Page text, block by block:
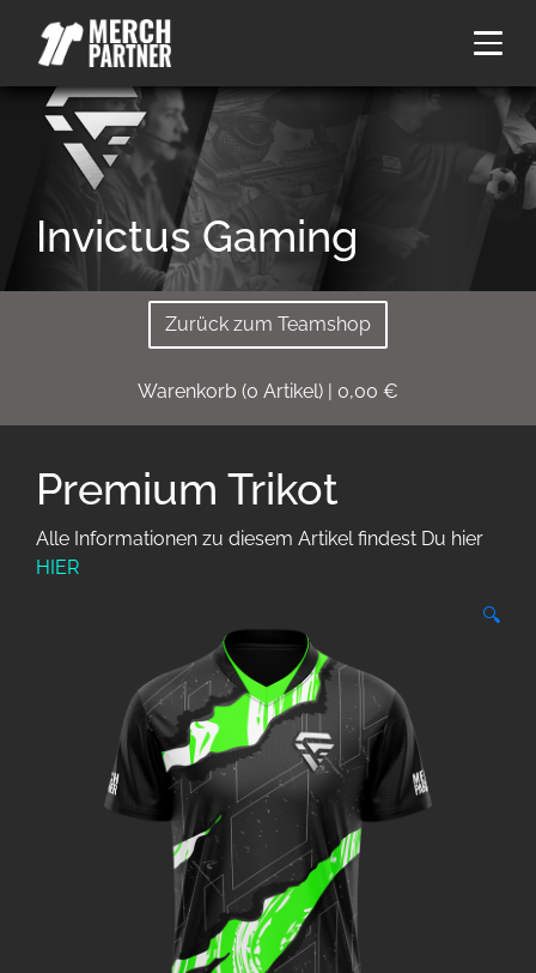
Invictus Gaming
Zurück zum Teamshop
Warenkorb (0 Artikel) | 0,00 €
Premium Trikot
Alle Informationen zu diesem Artikel findest Du hier
HIER
🔍